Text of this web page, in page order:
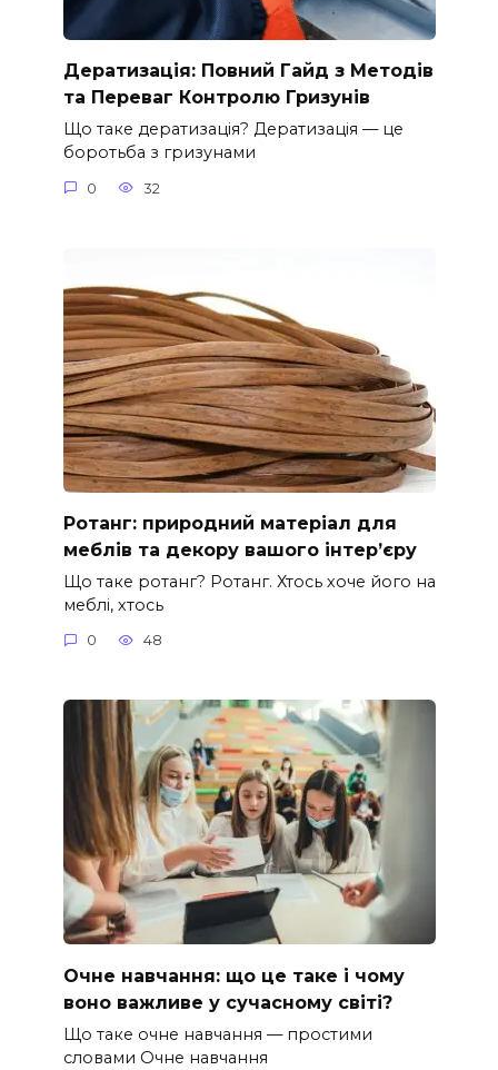
Дератизація: Повний Гайд з Методів
та Переваг Контролю Гризунів
Що таке дератизація? Дератизація — це
боротьба з гризунами
0 32
Ротанг: природний матеріал для
меблів та декору вашого інтер’єру
Що таке ротанг? Ротанг. Хтось хоче його на
меблі, хтось
0 48
Очне навчання: що це таке і чому
воно важливе у сучасному світі?
Що таке очне навчання — простими
словами Очне навчання